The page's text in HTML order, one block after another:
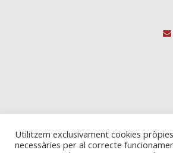
Política
Utilitzem exclusivament cookies
necessàries per al correcte